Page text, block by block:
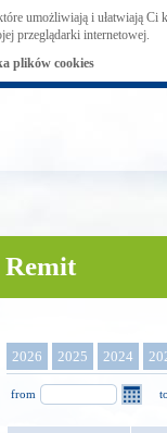
umożliwiają i ułatwiają Ci
przeglądarki internetowej.
plików cookies
Remit
2026 2025 2024
from